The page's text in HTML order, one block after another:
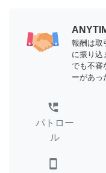
報酬は取
に振り込
でも不審
ーがあっ
perm_phone_msg
パトロー
ル
smartphone